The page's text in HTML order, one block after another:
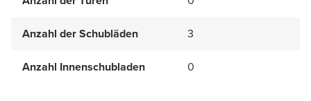
Anzahl der Schubläden 3
Anzahl Innenschubladen 0